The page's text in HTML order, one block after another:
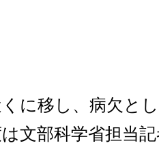
に移し、病欠と
文部科学省担当